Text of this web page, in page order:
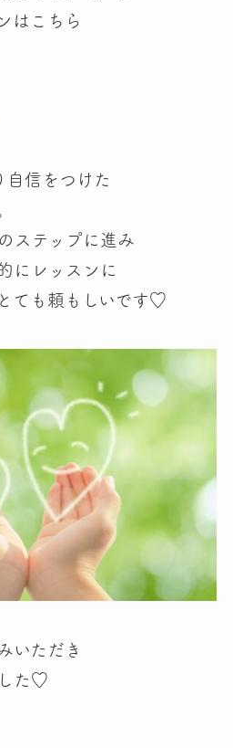
はこちら
自信をつけた
ステップに進み
にレッスンに
ても頼もしいです♡
いただき
た♡